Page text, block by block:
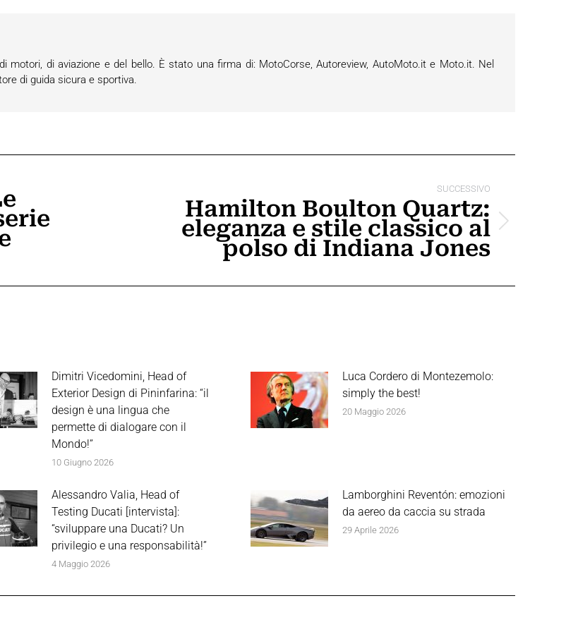
motori, di aviazione e del bello. È stato una firma di: MotoCorse, Autoreview, AutoMoto.it e Moto.it. Nel
di guida sicura e sportiva.
SUCCESSIVO
Hamilton Boulton Quartz:
eleganza e stile classico al
polso di Indiana Jones
Dimitri Vicedomini, Head of
Exterior Design di Pininfarina: “il
design è una lingua che
permette di dialogare con il
Mondo!”
10 Giugno 2026
Luca Cordero di Montezemolo:
simply the best!
20 Maggio 2026
Alessandro Valia, Head of
Testing Ducati [intervista]:
“sviluppare una Ducati? Un
privilegio e una responsabilità!”
4 Maggio 2026
Lamborghini Reventón: emozioni
da aereo da caccia su strada
29 Aprile 2026